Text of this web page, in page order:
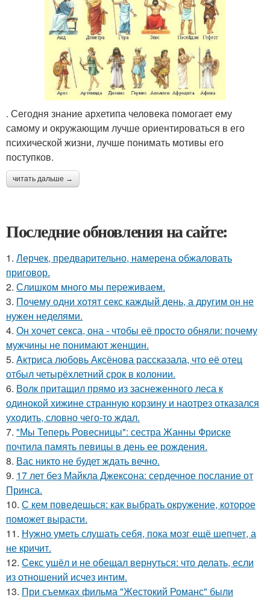
. Сегодня знание архетипа человека помогает ему
самому и окружающим лучше ориентироваться в его
психической жизни, лучше понимать мотивы его
поступков.
читать дальше →
Последние обновления на сайте:
1. Лерчек, предварительно, намерена обжаловать
приговор.
2. Слишком много мы пеpеживаем.
3. Почему одни хотят секс каждый день, а другим он не
нужен неделями.
4. Он хочет секса, она - чтобы её просто обняли: почему
мужчины не понимают женщин.
5. Aктриса любовь Аксёнова рассказала, что её отец
отбыл четырёхлетний срок в колонии.
6. Волк притащил прямо из заснеженного леса к
одинокой хижине странную корзину и наотрез отказался
уходить, словно чего-то ждал.
7. "Мы Теперь Ровесницы": сестра Жанны Фриске
почтила память певицы в день ее рождения.
8. Вас никто не будет ждать вечно.
9. 17 лет без Майкла Джексона: сердечное послание от
Принса.
10. С кем поведешься: как выбрать окружение, которое
поможет вырасти.
11. Нужно уметь слушать себя, пока мозг ещё шепчет, а
не кричит.
12. Секс ушёл и не обещал вернуться: что делать, если
из отношений исчез интим.
13. При съемках фильма "Жестокий Романс" были